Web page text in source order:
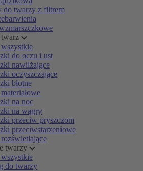
do twarzy z filtrem
do oczu i ust
nawilżające
oczyszczające
błotne
na noc
na wągry
przeciw pryszczom
przeciwstarzeniowe
twarzy
do twarzy